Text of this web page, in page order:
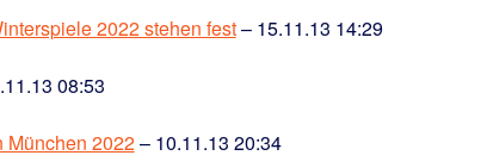
2022 stehen fest– 15.11.13 14:29
08:53
München 2022– 10.11.13 20:34